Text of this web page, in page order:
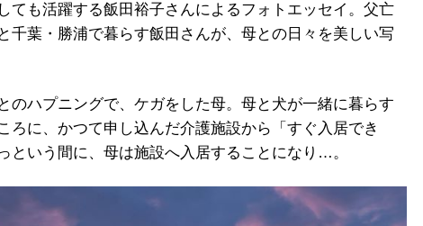
も活躍する飯田裕子さんによるフォトエッセイ。父亡
千葉・勝浦で暮らす飯田さんが、母との日々を美しい写
ハプニングで、ケガをした母。母と犬が一緒に暮らす
ろに、かつて申し込んだ介護施設から「すぐ入居でき
という間に、母は施設へ入居することになり…。